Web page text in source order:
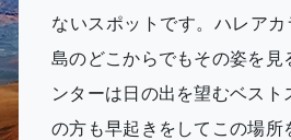
ないスポットです。ハレア
島のどこからでもその姿を
ンターは日の出を望むベス
の方も早起きをしてこの場